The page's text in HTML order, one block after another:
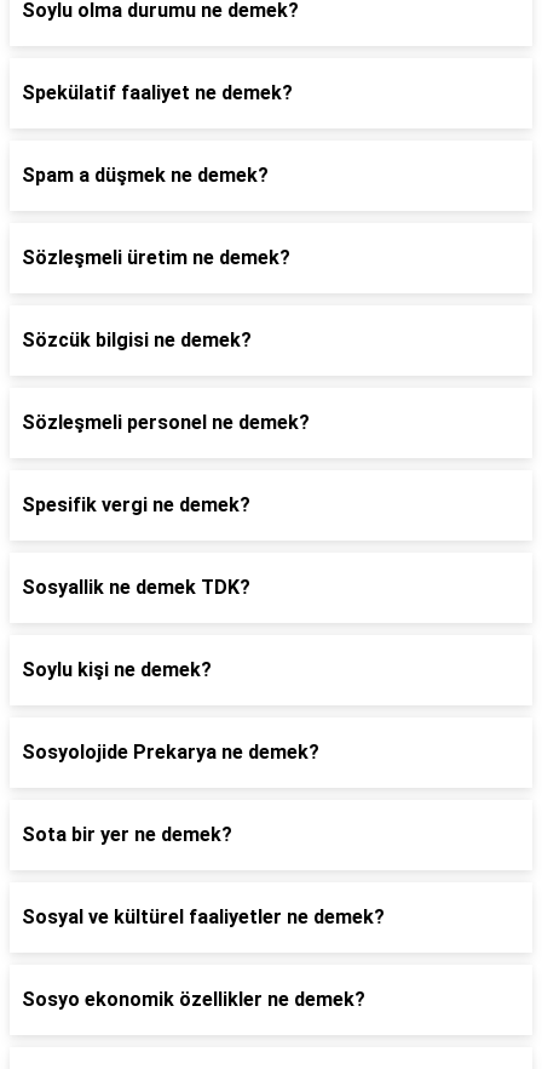
Soylu olma durumu ne demek?
Spekülatif faaliyet ne demek?
Spam a düşmek ne demek?
Sözleşmeli üretim ne demek?
Sözcük bilgisi ne demek?
Sözleşmeli personel ne demek?
Spesifik vergi ne demek?
Sosyallik ne demek TDK?
Soylu kişi ne demek?
Sosyolojide Prekarya ne demek?
Sota bir yer ne demek?
Sosyal ve kültürel faaliyetler ne demek?
Sosyo ekonomik özellikler ne demek?